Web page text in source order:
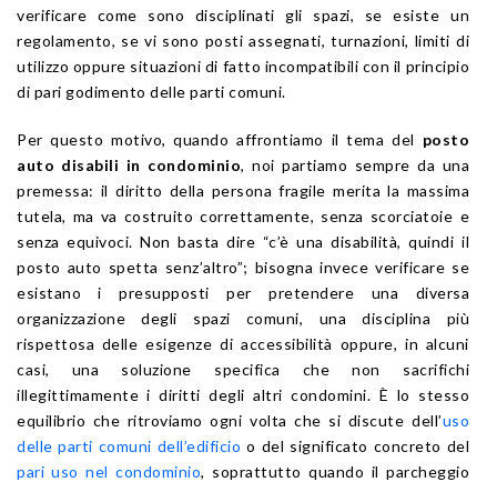
verificare come sono disciplinati gli spazi, se esiste un
regolamento, se vi sono posti assegnati, turnazioni, limiti di
utilizzo oppure situazioni di fatto incompatibili con il principio
di pari godimento delle parti comuni.
Per questo motivo, quando affrontiamo il tema del posto
auto disabili in condominio, noi partiamo sempre da una
premessa: il diritto della persona fragile merita la massima
tutela, ma va costruito correttamente, senza scorciatoie e
senza equivoci. Non basta dire “c’è una disabilità, quindi il
posto auto spetta senz’altro”; bisogna invece verificare se
esistano i presupposti per pretendere una diversa
organizzazione degli spazi comuni, una disciplina più
rispettosa delle esigenze di accessibilità oppure, in alcuni
casi, una soluzione specifica che non sacrifichi
illegittimamente i diritti degli altri condomini. È lo stesso
equilibrio che ritroviamo ogni volta che si discute dell’uso
delle parti comuni dell’edificio o del significato concreto del
pari uso nel condominio, soprattutto quando il parcheggio